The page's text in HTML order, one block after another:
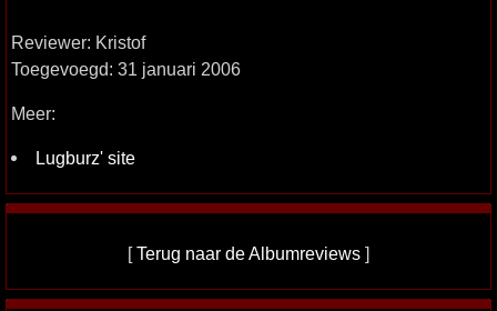
Reviewer: Kristof
Toegevoegd: 31 januari 2006
Meer:
Lugburz' site
[Terug naar de Albumreviews ]